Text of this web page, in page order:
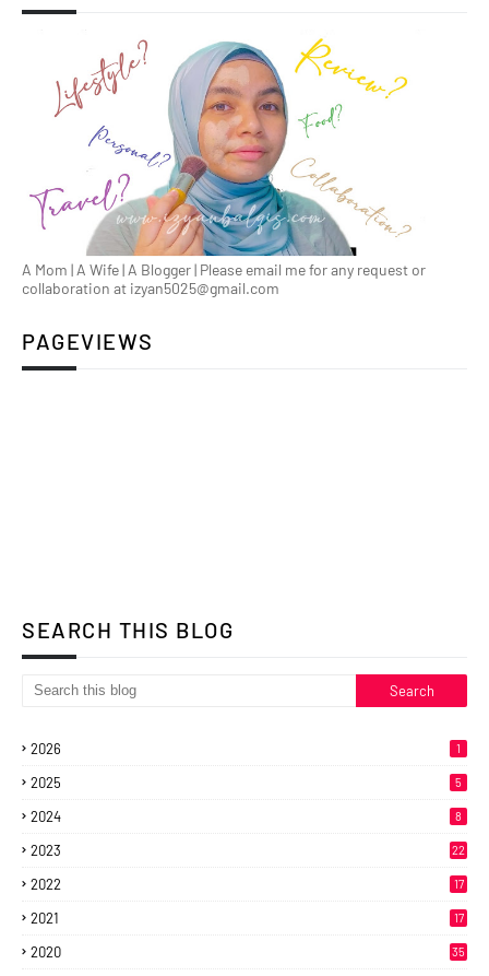
A Mom | A Wife | A Blogger | Please email me for any request or
collaboration at izyan5025@gmail.com
PAGEVIEWS
SEARCH THIS BLOG
2026 1
2025 5
2024 8
2023 22
2022 17
2021 17
2020 35